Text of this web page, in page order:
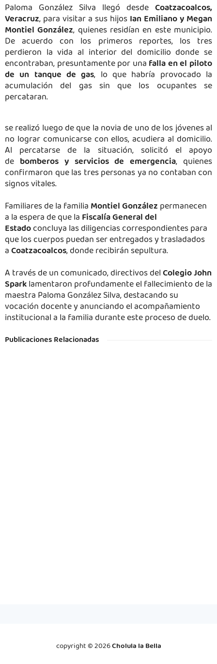
Paloma González Silva llegó desde Coatzacoalcos,
Veracruz, para visitar a sus hijosIan Emiliano y Megan
Montiel González, quienes residían en este municipio.
De acuerdo con los primeros reportes, los tres
perdieron la vida al interior del domicilio donde se
encontraban, presuntamente por unafalla en el piloto
de un tanque de gas, lo que habría provocado la
acumulación del gas sin que los ocupantes se
percataran.
se realizó luego de que la novia de uno de los jóvenesal
no lograr comunicarse con ellos, acudiera al domicilio.
Al percatarse de la situación, solicitó el apoyo
de bomberos y servicios de emergencia, quienes
confirmaron que las tres personas ya no contaban con
signos vitales.
Familiares de la familiaMontiel Gonzálezpermanecen
a la espera de que laFiscalía General del
Estadoconcluya las diligencias correspondientes para
que los cuerpos puedan ser entregados y trasladados
aCoatzacoalcos, donde recibirán sepultura.
A través de un comunicado, directivos delColegio John
Sparklamentaron profundamente el fallecimiento de la
maestra Paloma González Silva, destacando su
vocación docente y anunciando el acompañamiento
institucional a la familia durante este proceso de duelo.
Publicaciones Relacionadas
copyright ©2026Cholula la Bella